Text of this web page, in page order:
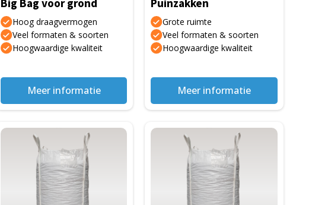
Big Bag voor grond
Hoog draagvermogen
Veel formaten & soorten
Hoogwaardige kwaliteit
Meer informatie
Puinzakken
Grote ruimte
Veel formaten & soorten
Hoogwaardige kwaliteit
Meer informatie
worden
op
de
productpagina
Dit
meerdere
variaties.
Dit
meerdere
variaties.